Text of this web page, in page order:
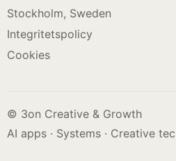
Stockholm, Sweden
Integritetspolicy
Cookies
© 3on Creative & Growth
AI apps · Systems · Creative